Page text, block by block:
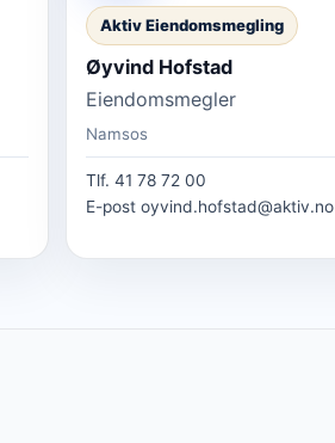
Aktiv Eiendomsmegling
Øyvind Hofstad
Eiendomsmegler
Namsos
Tlf. 41 78 72 00
E-post oyvind.hofstad@aktiv.no